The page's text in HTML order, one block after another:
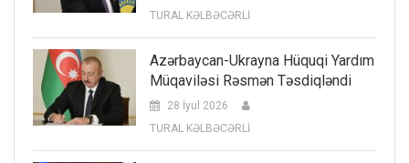
TURAL KƏLBƏCƏRLİ
Azərbaycan-Ukrayna Hüquqi Yardım
Müqaviləsi Rəsmən Təsdiqləndi
28 İyul 2026
TURAL KƏLBƏCƏRLİ